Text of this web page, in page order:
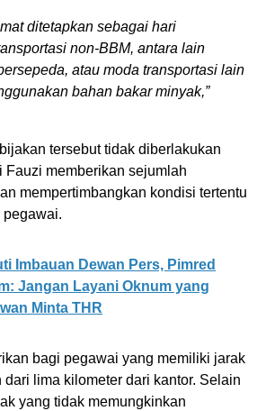
ditetapkan sebagai hari
non-BBM, antara lain
atau moda transportasi lain
bahan bakar minyak,”
tersebut tidak diberlakukan
Fauzi memberikan sejumlah
mempertimbangkan kondisi tertentu
Imbauan Dewan Pers, Pimred
Jangan Layani Oknum yang
Minta THR
bagi pegawai yang memiliki jarak
lima kilometer dari kantor. Selain
yang tidak memungkinkan